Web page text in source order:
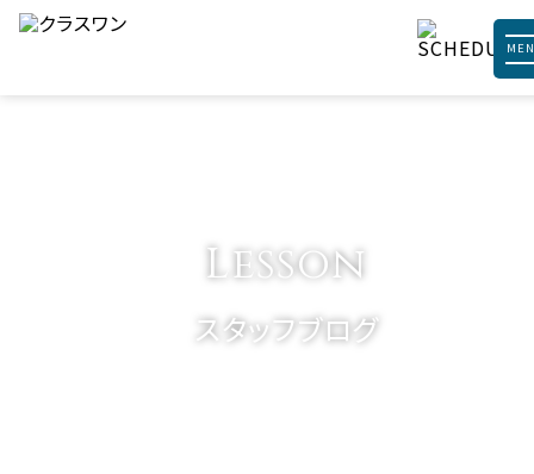
Lesson
スタッフブログ